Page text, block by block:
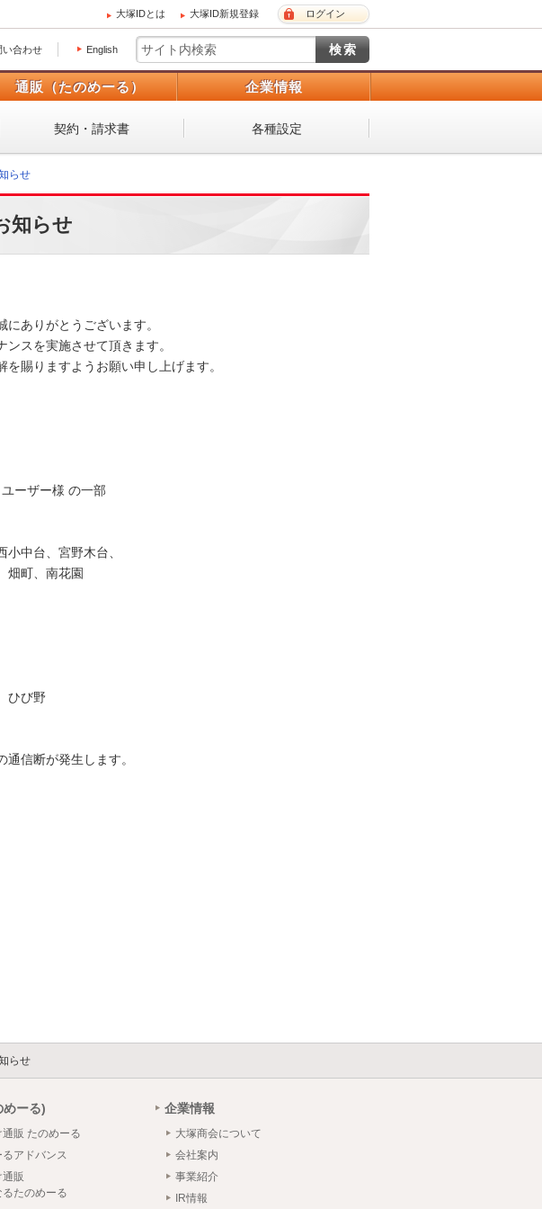
大塚IDとは 大塚ID新規登録 ログイン
い合わせ English
通販（たのめーる） 企業情報
契約・請求書 各種設定
らせ
知らせ
ありがとうございます。
スを実施させて頂きます。
賜りますようお願い申し上げます。
ーザー様 の一部
中台、宮野木台、
畑町、南花園
ひび野
信断が発生します。
らせ
めーる)
販 たのめーる
るアドバンス
販
たのめーる
企業情報
大塚商会について
会社案内
事業紹介
IR情報